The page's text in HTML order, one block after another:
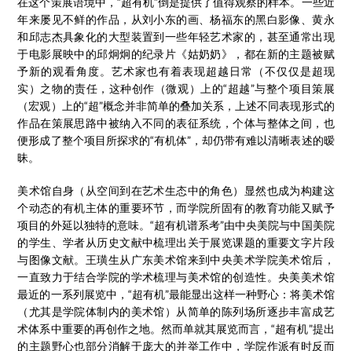
年来屡见不鲜的作品，从刘小东的画、杨福东的黑白影像、黄永
和邱志杰具象化的大型装置到一些年轻艺术家的，甚至通常出现
于电影展映中的邱炯炯的纪录片《姑奶奶》，都在新的主题被赋
予新的观看角度。艺术家也有着表现超越日常（不仅仅是超现
实）之物的责任，这种创作（微观）上的“超越”与整个项目策展
（宏观）上的“超”概念并非简单的叠加关系，上述不同表现形式的
作品在策展思路中被纳入不同的表征系统，个体与整体之间，也
便形成了整个项目所探求的“有机体”，却仍带有难以清晰表述的暧
昧。
美术馆自身（从空间到在艺术生态中的角色）显然也成为构建这
个动态的有机主体的重要环节，而学院所固有的教育功能又赋予
项目的外延以独特的意味。“超有机谱系考”由中央美院与中国美院
的学生、学者从历史文献中梳理出关于展览课题的重要文字片段
与图像文献。王璜生从广东美术馆来到中央美术学院美术馆后，
一直致力于结合学院的学术梳理与美术馆的创造性。央美美术馆
最近的一系列展览中，“超有机”最能显出这样一种野心：将美术馆
（尤其是学院体制内的美术馆）从简单的陈列场所逐步丰富成艺
术体系中重要的再创作之地。然而单就其展览而言，“超有机”提出
的主题野心也部分消解于庞大的并举工作中，学院作派有时反而